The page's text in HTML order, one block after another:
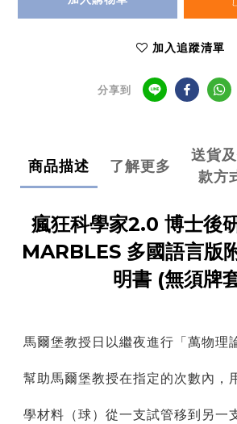
加入追蹤清單
分享到
商品描述 了解更多
送貨
款方
瘋狂科學家2.0 博士後
MARBLES 多國語言版
明書 (無須牌
馬爾堡教授日以繼夜進行「萬物理
幫助馬爾堡教授在指定的次數內，
學材料（球）從一支試管移到另一